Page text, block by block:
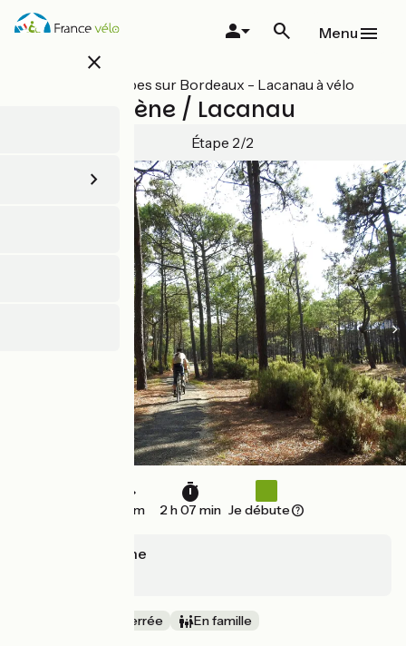
Aller
au
close
Menu
Toutes les étapes sur Bordeaux - Lacanau à vélo
Sainte-Hélène / Lacanau
Étape 2/2
32 km 2 h 07 min Je débute
Sainte-Hélène
Ancienne voie ferrée En famille